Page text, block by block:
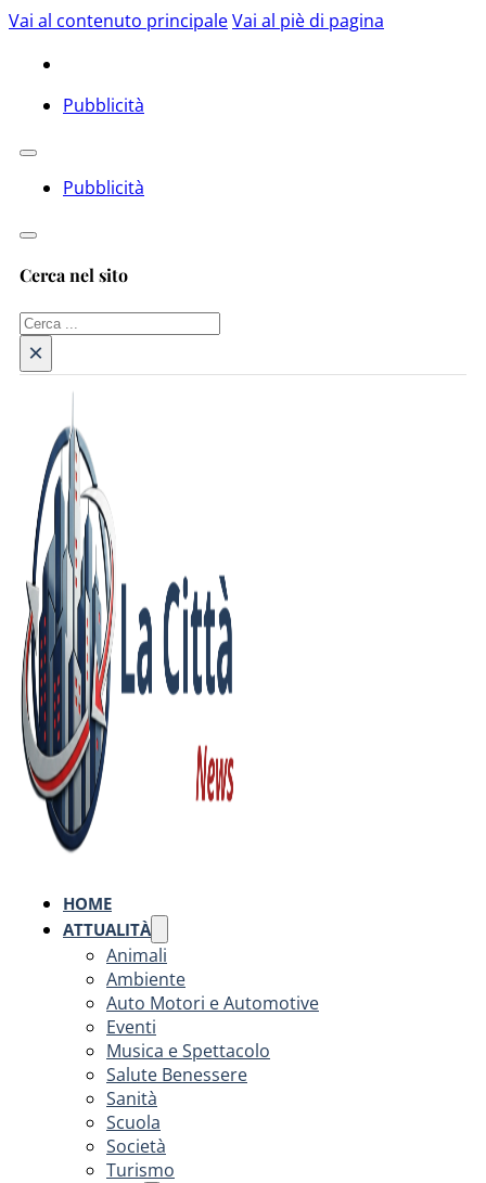
Vai al contenuto principaleVai al piè di pagina
Pubblicità
Pubblicità
Cerca nel sito
Cerca
×
HOME
ATTUALITÀ
Animali
Ambiente
Auto Motori e Automotive
Eventi
Musica e Spettacolo
Salute Benessere
Sanità
Scuola
Società
Turismo